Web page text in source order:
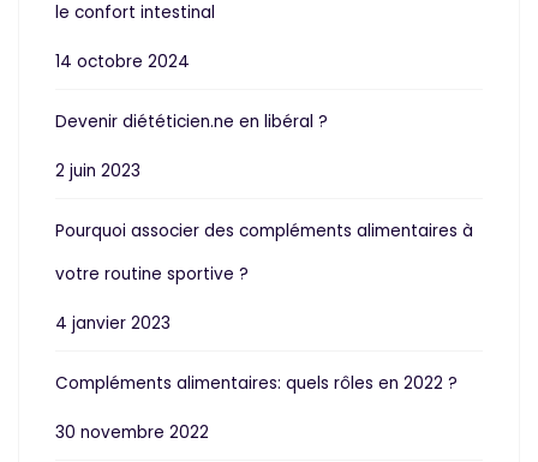
le confort intestinal
14 octobre 2024
Devenir diététicien.ne en libéral ?
2 juin 2023
Pourquoi associer des compléments alimentaires à
votre routine sportive ?
4 janvier 2023
Compléments alimentaires: quels rôles en 2022 ?
30 novembre 2022